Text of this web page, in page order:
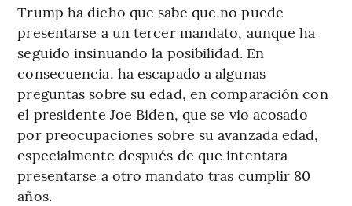
Trump ha dicho que sabe que no puede
presentarse a un tercer mandato, aunque ha
seguido insinuando la posibilidad. En
consecuencia, ha escapado a algunas
preguntas sobre su edad, en comparación con
el presidente Joe Biden, que se vio acosado
por preocupaciones sobre su avanzada edad,
especialmente después de que intentara
presentarse a otro mandato tras cumplir 80
años.